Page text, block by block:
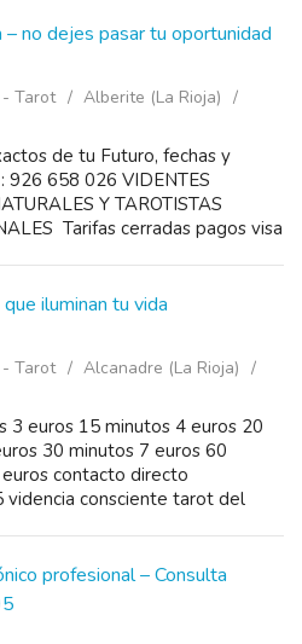
– no dejes pasar tu oportunidad
Tarot
Alberite (La Rioja)
de tu Futuro, fechas y
926 658 026 VIDENTES
Y TAROTISTAS
Tarifas cerradas pagos visa
iluminan tu vida
Tarot
Alcanadre (La Rioja)
3 euros 15 minutos 4 euros 20
30 minutos 7 euros 60
contacto directo
consciente tarot del
profesional – Consulta